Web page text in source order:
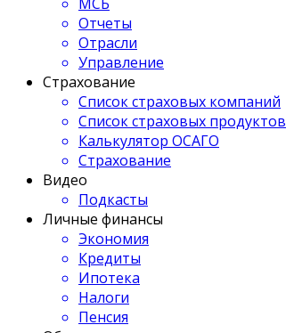
Отчеты
Отрасли
Управление
Страхование
Список страховых компаний
Список страховых продуктов
Калькулятор ОСАГО
Страхование
Видео
Подкасты
Личные финансы
Экономия
Кредиты
Ипотека
Налоги
Пенсия